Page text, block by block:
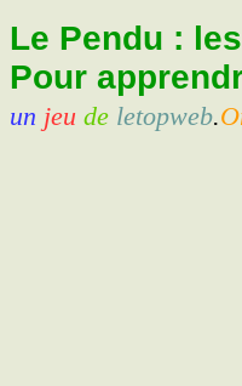
Le Pendu :
Pour
un jeu de letopweb.